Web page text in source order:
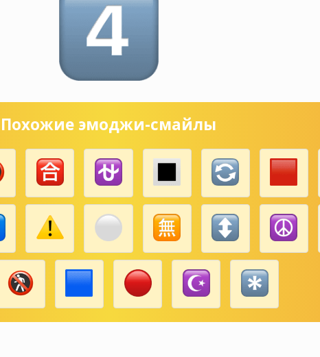
Похожие эмоджи-смайлы